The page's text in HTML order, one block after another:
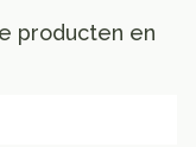
producten en